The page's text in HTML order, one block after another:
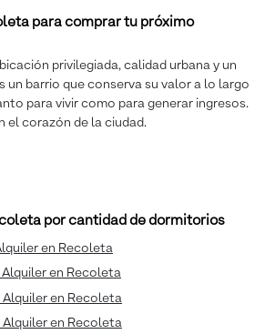
para comprar tu próximo
privilegiada, calidad urbana y un
un barrio que conserva su valor a lo largo
para vivir como para generar ingresos.
el corazón de la ciudad.
por cantidad de dormitorios
en Recoleta
en Recoleta
en Recoleta
en Recoleta